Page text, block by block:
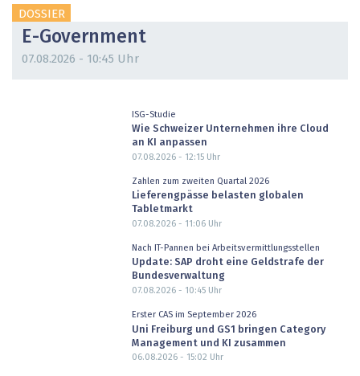
DOSSIER
E-Government
07.08.2026 - 10:45 Uhr
ISG-Studie
Wie Schweizer Unternehmen ihre Cloud
an KI anpassen
07.08.2026 - 12:15Uhr
Zahlen zum zweiten Quartal 2026
Lieferengpässe belasten globalen
Tabletmarkt
07.08.2026 - 11:06Uhr
Nach IT-Pannen bei Arbeitsvermittlungsstellen
Update: SAP droht eine Geldstrafe der
Bundesverwaltung
07.08.2026 - 10:45Uhr
Erster CAS im September 2026
Uni Freiburg und GS1 bringen Category
Management und KI zusammen
06.08.2026 - 15:02 Uhr